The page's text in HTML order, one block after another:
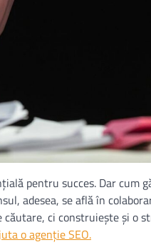
pentru succes. Dar cum
adesea, se află în
ci construiește și o
o agenție SEO.